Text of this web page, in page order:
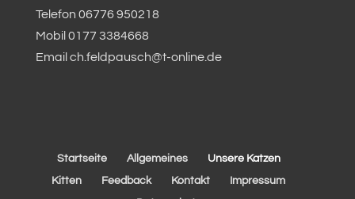
Telefon 06776 950218
Mobil 0177 3384668
Email ch.feldpausch@t-online.de
Startseite Allgemeines
Unsere Katzen
Kitten
Feedback Kontakt
Impressum